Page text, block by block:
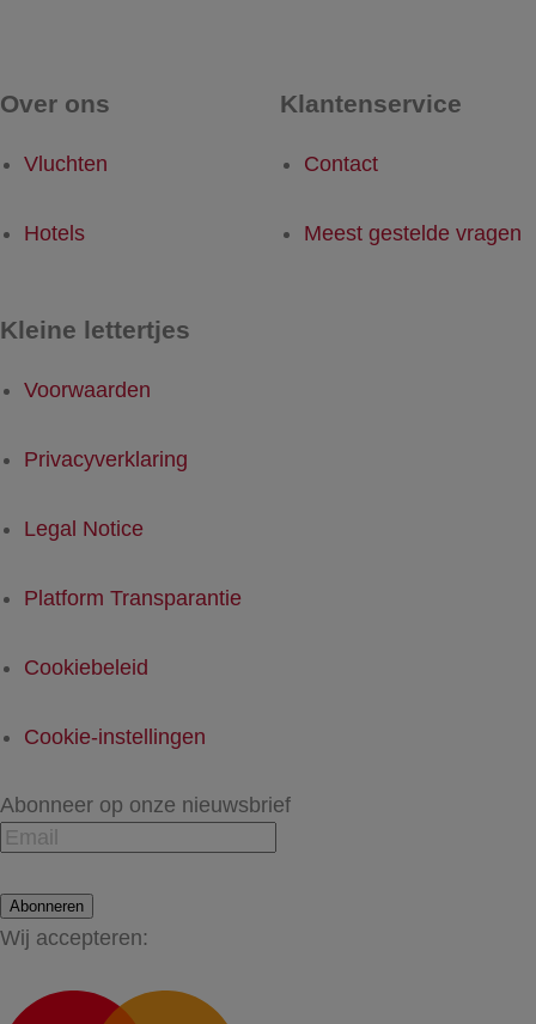
Over ons
Vluchten
Hotels
Klantenservice
Contact
Meest gestelde vragen
Kleine lettertjes
Voorwaarden
Privacyverklaring
Legal Notice
Platform Transparantie
Cookiebeleid
Cookie-instellingen
Abonneer op onze nieuwsbrief
Abonneren
Wij accepteren: